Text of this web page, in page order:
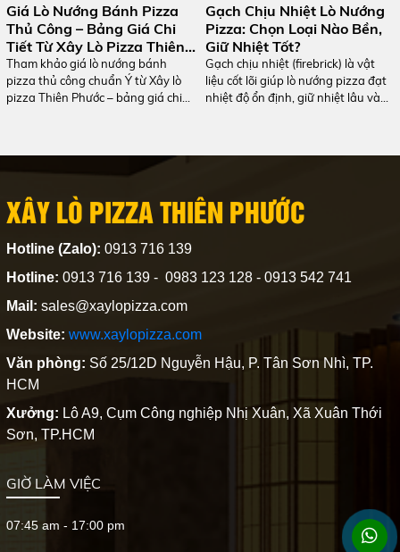
Giá Lò Nướng Bánh Pizza
Thủ Công – Bảng Giá Chi
Tiết Từ Xây Lò Pizza Thiên
Phước
Tham khảo giá lò nướng bánh
pizza thủ công chuẩn Ý từ Xây lò
pizza Thiên Phước – bảng giá chi
Gạch Chịu Nhiệt Lò Nướng
Pizza: Chọn Loại Nào Bền,
Giữ Nhiệt Tốt?
Gạch chịu nhiệt (firebrick) là vật
liệu cốt lõi giúp lò nướng pizza đạt
nhiệt độ ổn định, giữ nhiệt lâu và
chí kỹ thuật quan trọng: khả năng
chịu nhiệt, chịu sốc nhiệt, độ bền
XÂY LÒ PIZZA THIÊN PHƯỚC
Hotline (Zalo): 0913 716 139
Hotline: 0913 716 139 - 0983 123 128 - 0913 542 741
Mail: sales@xaylopizza.com
Website: www.xaylopizza.com
Văn phòng: Số 25/12D Nguyễn Hậu, P. Tân Sơn Nhì, TP.
HCM
Xưởng: Lô A9, Cụm Công nghiệp Nhị Xuân, Xã Xuân Thới
Sơn, TP.HCM
GIỜ LÀM VIỆC
07:45 am - 17:00 pm